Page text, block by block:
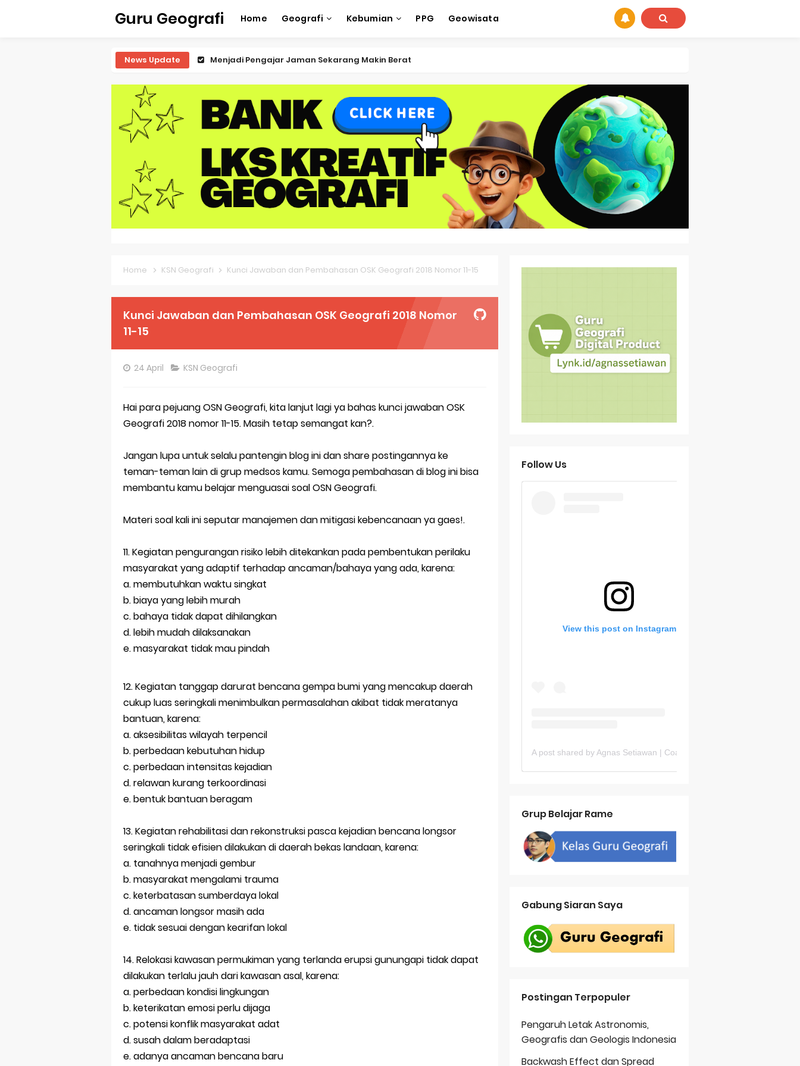
Guru Geografi Home Geografi Kebumian PPG Geowisata
News Update Latihan Prediksi Soal OSK Geografi 2026 Part Geografi Ekonomi
Latihan Prediksi Soal OSK Geografi 2026 Part Geografi Pertanian
Latihan Prediksi Soal OSK Geografi 2026 Part Geografi Budaya
Latihan Prediksi Soal OSK Geografi 2026 Part Dinamika Kota
Pembahasan Soal OSN-K Geografi 2025 No 51-55
Pembahasan Soal OSN-K Geografi 2025 No 46-50
Pembahasan Soal OSN-K Geografi 2025 No 41-45
Pembahasan Soal OSN-K Geografi 2025 No 21-25
Pembahasan Soal OSN-K Geografi 2025 No 1-5
Bencana Banjir Bandang di Sumatra Salah Manusia
Gratis, Pre Test Online Calon Pejuang OSN Geografi 2026
Latihan Soal TKA Geografi 2025 Topik Analisa Informasi Geospasial
STOP Belajar Geografi Pakai Cara Lama! 😤 TKA 2025 Beda Level. Kuasai 150 Bank Soal HOTS Sekarang!
Ebook Prediksi 150 Soal TKA Geografi 2025 + Kunci Jawaban
3 Jurus Sakti Menaklukkan Soal TKA Geografi [Wajib Baca]
Home KSN Geografi Kunci Jawaban dan Pembahasan OSK Geografi 2018 Nomor 11-15
Kunci Jawaban dan Pembahasan OSK Geografi 2018 Nomor
11-15
24 April KSN Geografi
Hai para pejuang OSN Geografi, kita lanjut lagi ya bahas kunci jawaban OSK
Geografi 2018 nomor 11-15. Masih tetap semangat kan?.
Jangan lupa untuk selalu pantengin blog ini dan share postingannya ke
teman-teman lain di grup medsos kamu. Semoga pembahasan di blog ini bisa
membantu kamu belajar menguasai soal OSN Geografi.
Materi soal kali ini seputar manajemen dan mitigasi kebencanaan ya gaes!.
11. Kegiatan pengurangan risiko lebih ditekankan pada pembentukan perilaku
masyarakat yang adaptif terhadap ancaman/bahaya yang ada, karena:
a. membutuhkan waktu singkat
b. biaya yang lebih murah
c. bahaya tidak dapat dihilangkan
d. lebih mudah dilaksanakan
e. masyarakat tidak mau pindah
12. Kegiatan tanggap darurat bencana gempa bumi yang mencakup daerah
cukup luas seringkali menimbulkan permasalahan akibat tidak meratanya
bantuan, karena:
a. aksesibilitas wilayah terpencil
b. perbedaan kebutuhan hidup
c. perbedaan intensitas kejadian
d. relawan kurang terkoordinasi
e. bentuk bantuan beragam
13. Kegiatan rehabilitasi dan rekonstruksi pasca kejadian bencana longsor
seringkali tidak efisien dilakukan di daerah bekas landaan, karena:
a. tanahnya menjadi gembur
b. masyarakat mengalami trauma
c. keterbatasan sumberdaya lokal
d. ancaman longsor masih ada
e. tidak sesuai dengan kearifan lokal
14. Relokasi kawasan permukiman yang terlanda erupsi gunungapi tidak dapat
dilakukan terlalu jauh dari kawasan asal, karena:
a. perbedaan kondisi lingkungan
b. keterikatan emosi perlu dijaga
c. potensi konflik masyarakat adat
d. susah dalam beradaptasi
e. adanya ancaman bencana baru
Follow Us
View this post on Instagram
Grup Belajar Rame
Gabung Siaran Saya
Postingan Terpopuler
Pengaruh Letak Astronomis,
Geografis dan Geologis Indonesia
Backwash Effect dan Spread